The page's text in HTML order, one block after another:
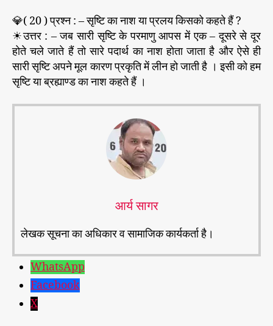
💎( 20 ) प्रश्न : – सृष्टि का नाश या प्रलय किसको कहते हैं ?
☀उत्तर : – जब सारी सृष्टि के परमाणु आपस में एक – दूसरे से दूर
होते चले जाते हैं तो सारे पदार्थ का नाश होता जाता है और ऐसे ही
सारी सृष्टि अपने मूल कारण प्रकृति में लीन हो जाती है । इसी को हम
सृष्टि या ब्रह्याण्ड का नाश कहते हैं ।
आर्य सागर
लेखक सूचना का अधिकार व सामाजिक कार्यकर्ता है।
WhatsApp
Facebook
X